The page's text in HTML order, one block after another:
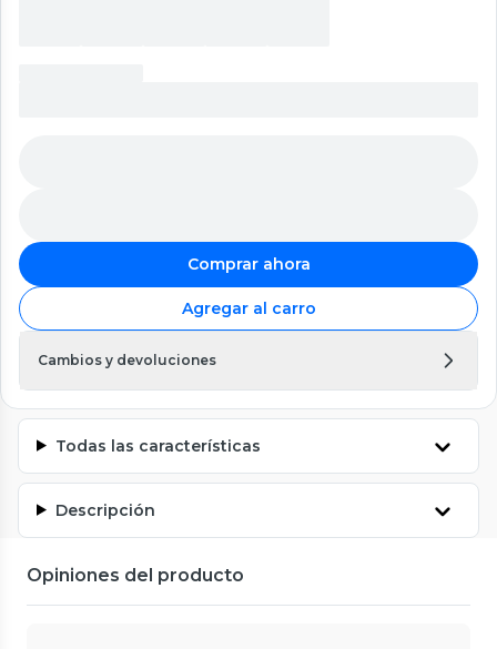
Comprar ahora
Agregar al carro
Cambios y devoluciones
Todas las características
Descripción
Opiniones del producto